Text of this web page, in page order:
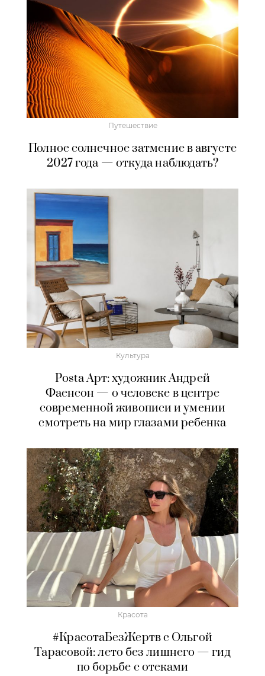
Путешествие
Полное солнечное затмение в августе
2027 года — откуда наблюдать?
Культура
Posta Арт: художник Андрей
Фаенсон — о человеке в центре
современной живописи и умении
смотреть на мир глазами ребенка
Красота
#КрасотаБезЖертв с Ольгой
Тарасовой: лето без лишнего — гид
по борьбе с отеками